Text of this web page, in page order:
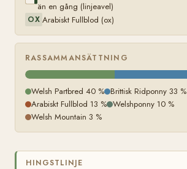
än en gång (linjeavel)
OX Arabiskt Fullblod (ox)
RASSAMMANSÄTTNING
Welsh Partbred 40 % Brittisk Ridponny 33 %
Arabiskt Fullblod 13 % Welshponny 10 %
Welsh Mountain 3 %
HINGSTLINJE